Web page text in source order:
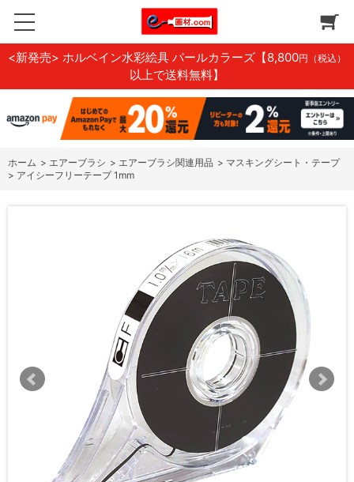
<新発売> ホルベイン水彩絵具 パールカラーズ 【8,800円（税込）
以上で送料無料】
ホーム > エアーブラシ > エアーブラシ関連用品 > マスキングシート・テープ
> アイシーフリーテープ 1mm